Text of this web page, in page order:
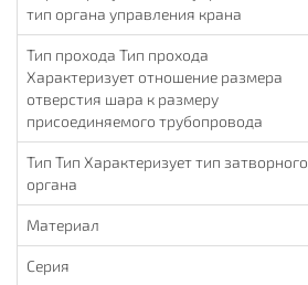
тип органа управления крана
Тип прохода Тип прохода
Характеризует отношение размера
отверстия шара к размеру
присоединяемого трубопровода
Тип Тип Характеризует тип затворного
органа
Материал
Серия